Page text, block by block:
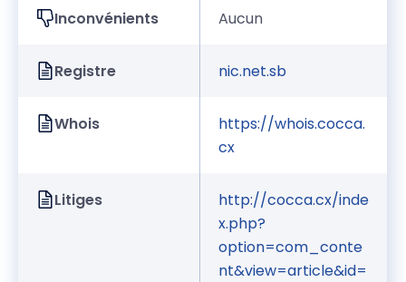
Inconvénients Aucun
Registre nic.net.sb
Whois
https://whois.cocca.
cx
Litiges
http://cocca.cx/inde
x.php?
option=com_conte
nt&view=article&id=